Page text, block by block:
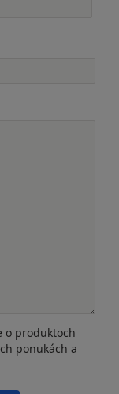
o produktoch
ponukách a